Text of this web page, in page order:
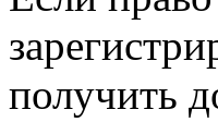
получить